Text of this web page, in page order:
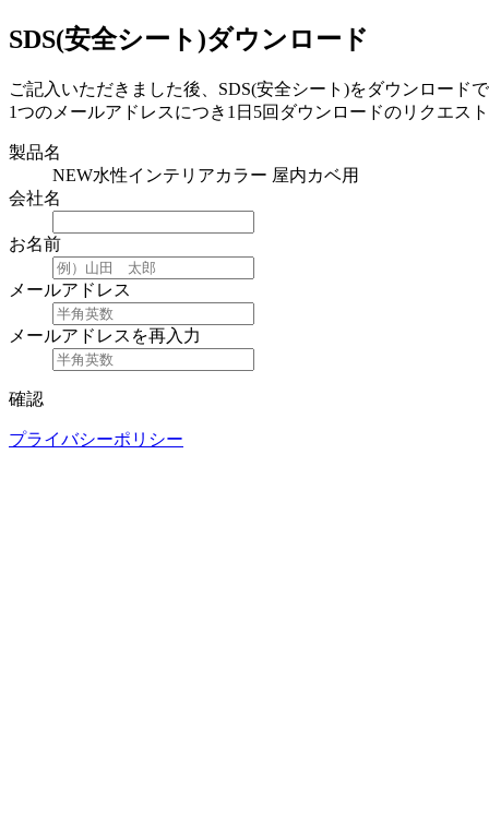
SDS(安全シート)ダウンロード
ご記入いただきました後、SDS(安全シート)をダウンロード
1つのメールアドレスにつき1日5回ダウンロードのリクエス
製品名
NEW水性インテリアカラー 屋内カベ用
会社名
お名前
メールアドレス
メールアドレスを再入力
確認
プライバシーポリシー